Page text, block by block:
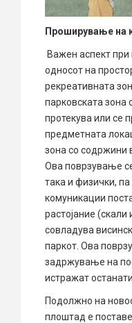
Проширување на
Важен аспект
односот на
рекреативната
парковската зона
протекува или се
предметната
зона со содржини
Ова поврзување
така и физички,
комуникации
растојание
совладува
паркот. Ова
задржување на
истражат
Подолжно на
плоштад е